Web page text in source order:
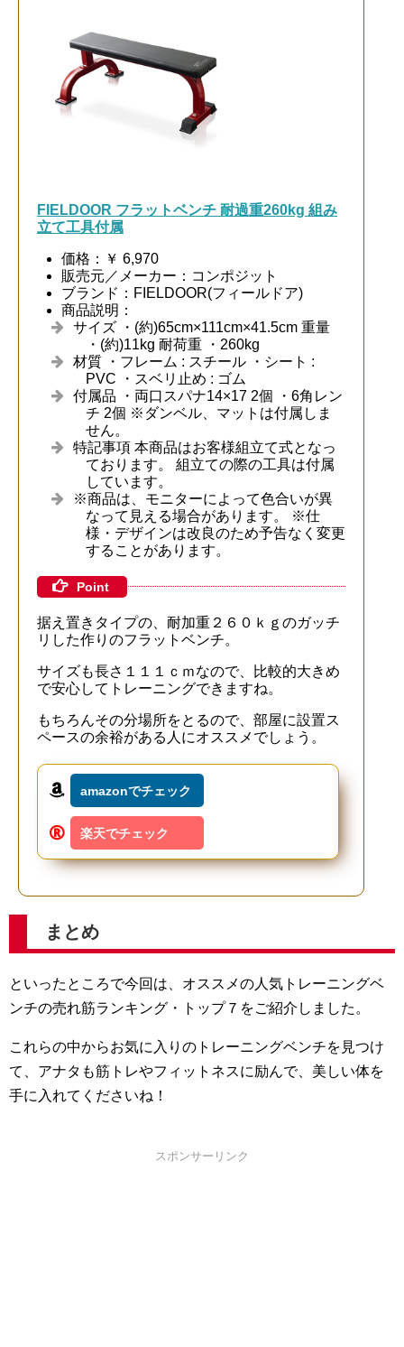
FIELDOOR フラットベンチ 耐過重260kg 組み
立て工具付属
価格：￥ 6,970
販売元／メーカー：コンポジット
ブランド：FIELDOOR(フィールドア)
商品説明：
サイズ ・(約)65cm×111cm×41.5cm 重量
・(約)11kg 耐荷重 ・260kg
材質 ・フレーム : スチール ・シート :
PVC ・スベリ止め : ゴム
付属品 ・両口スパナ14×17 2個 ・6角レン
チ 2個 ※ダンベル、マットは付属しま
せん。
特記事項 本商品はお客様組立て式となっ
ております。 組立ての際の工具は付属
しています。
※商品は、モニターによって色合いが異
なって見える場合があります。 ※仕
様・デザインは改良のため予告なく変更
することがあります。
Point
据え置きタイプの、耐加重２６０ｋｇのガッチ
リした作りのフラットベンチ。
サイズも長さ１１１ｃｍなので、比較的大きめ
で安心してトレーニングできますね。
もちろんその分場所をとるので、部屋に設置ス
ペースの余裕がある人にオススメでしょう。
amazonでチェック
楽天でチェック
まとめ
といったところで今回は、オススメの人気トレーニングベ
ンチの売れ筋ランキング・トップ７をご紹介しました。
これらの中からお気に入りのトレーニングベンチを見つけ
て、アナタも筋トレやフィットネスに励んで、美しい体を
手に入れてくださいね！
スポンサーリンク